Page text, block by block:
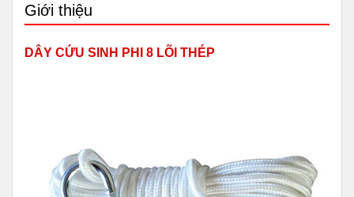
Giới thiệu
DÂY CỨU SINH PHI 8 LÕI THÉP